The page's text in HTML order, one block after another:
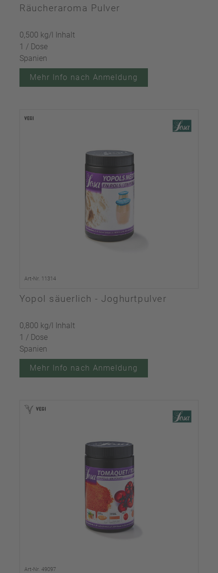
Räucheraroma Pulver
0,500 kg/l Inhalt
1 / Dose
Spanien
Mehr Info nach Anmeldung
Art-Nr. 11314
Yopol säuerlich - Joghurtpulver
0,800 kg/l Inhalt
1 / Dose
Spanien
Mehr Info nach Anmeldung
Art-Nr. 49097